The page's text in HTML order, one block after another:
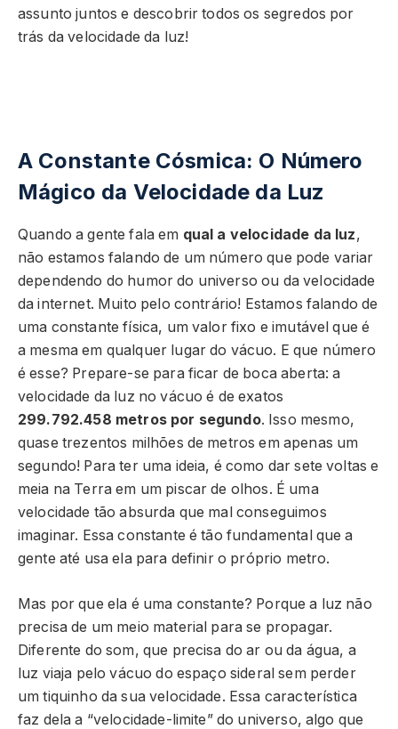
assunto juntos e descobrir todos os segredos por
trás da velocidade da luz!
A Constante Cósmica: O Número
Mágico da Velocidade da Luz
Quando a gente fala em qual a velocidade da luz,
não estamos falando de um número que pode variar
dependendo do humor do universo ou da velocidade
da internet. Muito pelo contrário! Estamos falando de
uma constante física, um valor fixo e imutável que é
a mesma em qualquer lugar do vácuo. E que número
é esse? Prepare-se para ficar de boca aberta: a
velocidade da luz no vácuo é de exatos
299.792.458 metros por segundo. Isso mesmo,
quase trezentos milhões de metros em apenas um
segundo! Para ter uma ideia, é como dar sete voltas e
meia na Terra em um piscar de olhos. É uma
velocidade tão absurda que mal conseguimos
imaginar. Essa constante é tão fundamental que a
gente até usa ela para definir o próprio metro.
Mas por que ela é uma constante? Porque a luz não
precisa de um meio material para se propagar.
Diferente do som, que precisa do ar ou da água, a
luz viaja pelo vácuo do espaço sideral sem perder
um tiquinho da sua velocidade. Essa característica
faz dela a “velocidade-limite” do universo, algo que